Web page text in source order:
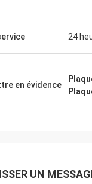
24
en évidence
UN